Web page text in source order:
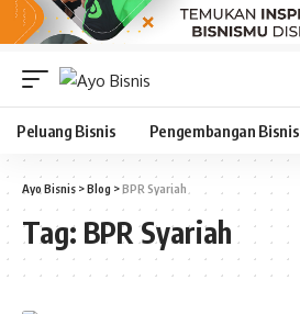
Peluang Bisnis Pengembangan Bisnis
Ayo Bisnis >Blog >BPR Syariah
Tag: BPR Syariah